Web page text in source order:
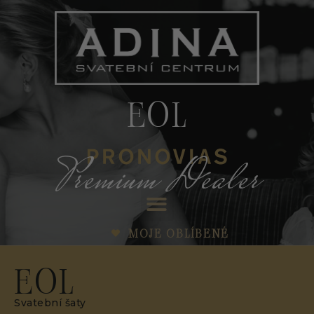
EOL
Premium Dealer
MOJE OBLÍBENÉ
EOL
Svatební šaty